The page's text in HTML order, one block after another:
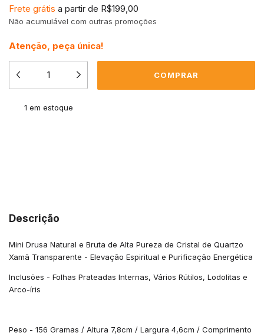
Frete grátis a partir de R$199,00
Não acumulável com outras promoções
Atenção, peça única!
1 em estoque
Descrição
Mini Drusa Natural e Bruta de Alta Pureza de Cristal de Quartzo
Xamã Transparente - Elevação Espiritual e Purificação Energética
Inclusões - Folhas Prateadas Internas, Vários Rútilos, Lodolitas e
Arco-íris
Peso - 156 Gramas / Altura 7,8cm / Largura 4,6cm / Comprimento